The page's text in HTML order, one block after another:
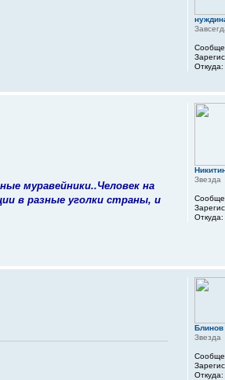
Откуда:
муравейники..Человек на
в разные уголки страны, и
Звезда
Откуда:
Блинов
Звезда
Откуда: